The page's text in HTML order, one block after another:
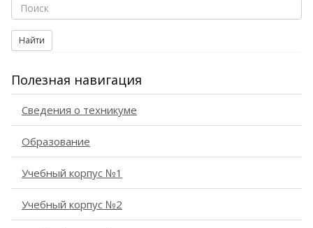
Найти
Полезная навигация
Сведения о техникуме
Образование
Учебный корпус №1
Учебный корпус №2